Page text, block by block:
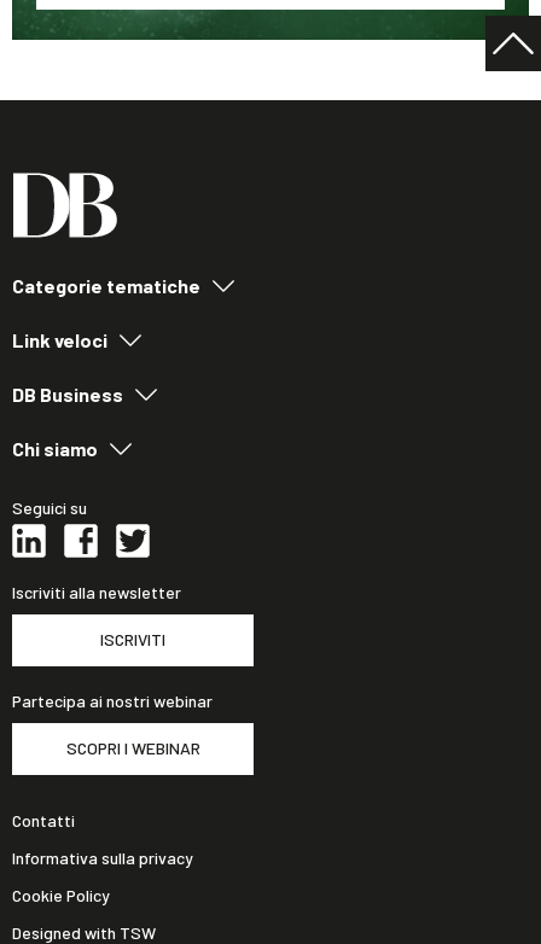
Categorie tematiche
Link veloci
DB Business
Chi siamo
Seguici su
Iscriviti alla newsletter
ISCRIVITI
Partecipa ai nostri webinar
SCOPRI I WEBINAR
Contatti
Informativa sulla privacy
Cookie Policy
Designed with TSW